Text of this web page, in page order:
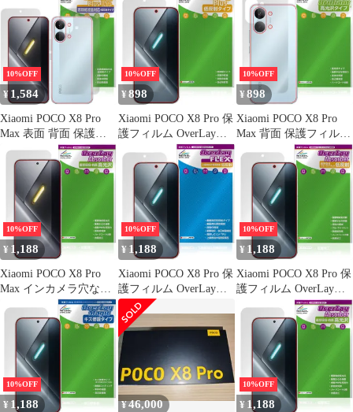
for シャオミー ポコ プ
ロ マックス Hydro Ag+
抗ウイルス 高光沢
オミー ポコ プロ 液晶
保護 曲面対応 柔軟素材
10%OFF
¥ 1,584
Xiaomi POCO X8 Pro
Max 表面 背面 保護フ
ィルム OverLay Plus
Lite for シャオミー ポ
コ プロ マックス 高精
細液晶対応 アンチグレ
10%OFF
¥ 898
Xiaomi POCO X8 Pro 保
護フィルム OverLay
Plus for シャオミー ポ
コ プロ 液晶保護 アン
チグレア 反射防止 非光
沢 指紋防止
10%OFF
¥ 898
Xiaomi POCO X8 Pro
Max 背面 保護フィルム
OverLay Brilliant for シ
ャオミー ポコ プロ マ
ックス 本体保護 フィル
ム 高光沢素材
10%OFF
¥ 1,188
Xiaomi POCO X8 Pro
Max インカメラ穴なし
保護フィルム OverLay
Absorber 高光沢 for シ
ャオミー ポコ プロ マ
ックス 衝撃吸収 高光沢
10%OFF
¥ 1,188
Xiaomi POCO X8 Pro 保
護フィルム OverLay
FLEX 低反射 for シャ
オミー ポコ プロ 液晶
保護 曲面対応 柔軟素材
反射防止 衝撃吸収
10%OFF
¥ 1,188
Xiaomi POCO X8 Pro 保
護フィルム OverLay
Absorber 低反射 for シ
ャオミー ポコ プロ 衝
撃吸収 反射防止 ブルー
ライトカット 抗菌
10%OFF
¥ 1,188 ¥46,000
10%OFF
¥ 1,188